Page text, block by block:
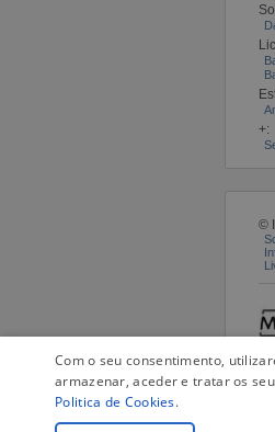
+:
©
Com o seu consentimento,
armazenar, aceder e tratar os
Politica de Cookies.